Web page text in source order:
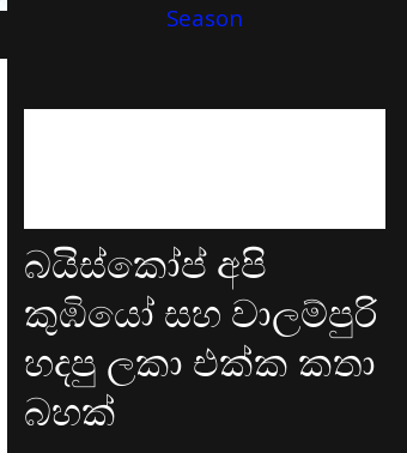
Season
බයිස්කෝප් අපි
කුඹියෝ සහ වාලම්පුරි
හදපු ලකා එක්ක කතා
බහක්